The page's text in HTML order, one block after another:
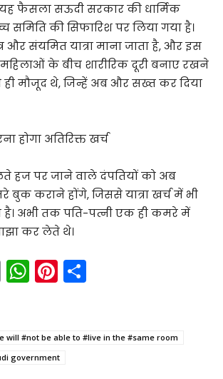
फैसला सऊदी सरकार की धार्मिक
समिति की सिफारिश पर लिया गया है।
और संयमित यात्रा माना जाता है, और इस
के बीच शारीरिक दूरी बनाए रखने
मौजूद थे, जिन्हें अब और सख्त कर दिया
होगा अतिरिक्त खर्च
हज पर जाने वाले दंपतियों को अब
कराने होंगे, जिससे यात्रा खर्च में भी
है। अभी तक पति-पत्नी एक ही कमरे में
कर लेते थे।
E
m
l
W
h
ts
A
Pi
nt
e
st
e
will #not be able to #live in the #same room
government